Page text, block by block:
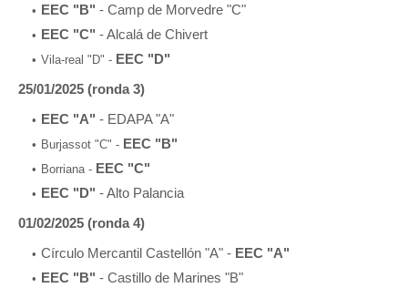
EEC "B" - Camp de Morvedre "C"
EEC "C" - Alcalá de Chivert
Vila-real "D" - EEC "D"
25/01/2025 (ronda 3)
EEC "A" - EDAPA "A"
Burjassot "C" - EEC "B"
Borriana - EEC "C"
EEC "D" - Alto Palancia
01/02/2025 (ronda 4)
Círculo Mercantil Castellón "A" - EEC "A"
EEC "B" - Castillo de Marines "B"